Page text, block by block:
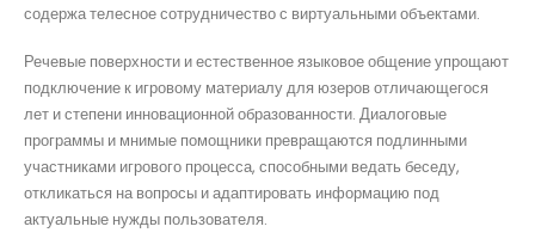
содержа телесное сотрудничество с виртуальными объектами.
Речевые поверхности и естественное языковое общение упрощают
подключение к игровому материалу для юзеров отличающегося
лет и степени инновационной образованности. Диалоговые
программы и мнимые помощники превращаются подлинными
участниками игрового процесса, способными ведать беседу,
откликаться на вопросы и адаптировать информацию под
актуальные нужды пользователя.